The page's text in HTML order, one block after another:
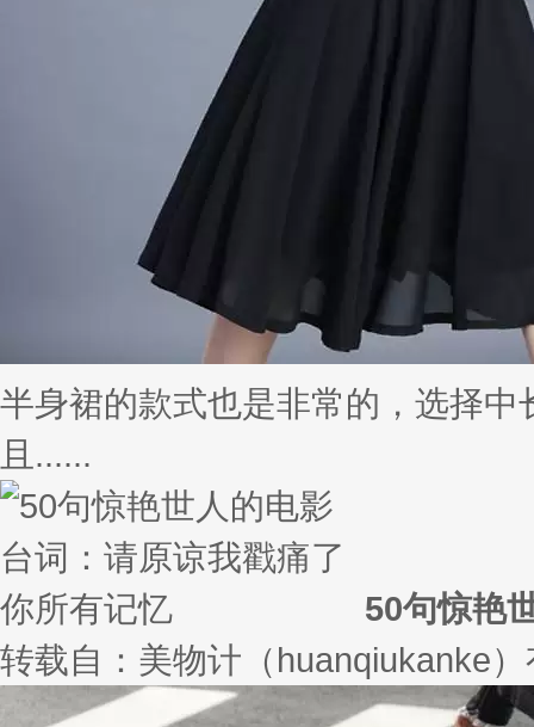
半身裙的款式也是非常的，选择
且......
50句惊艳
转载自：美物计（huanqiukanke